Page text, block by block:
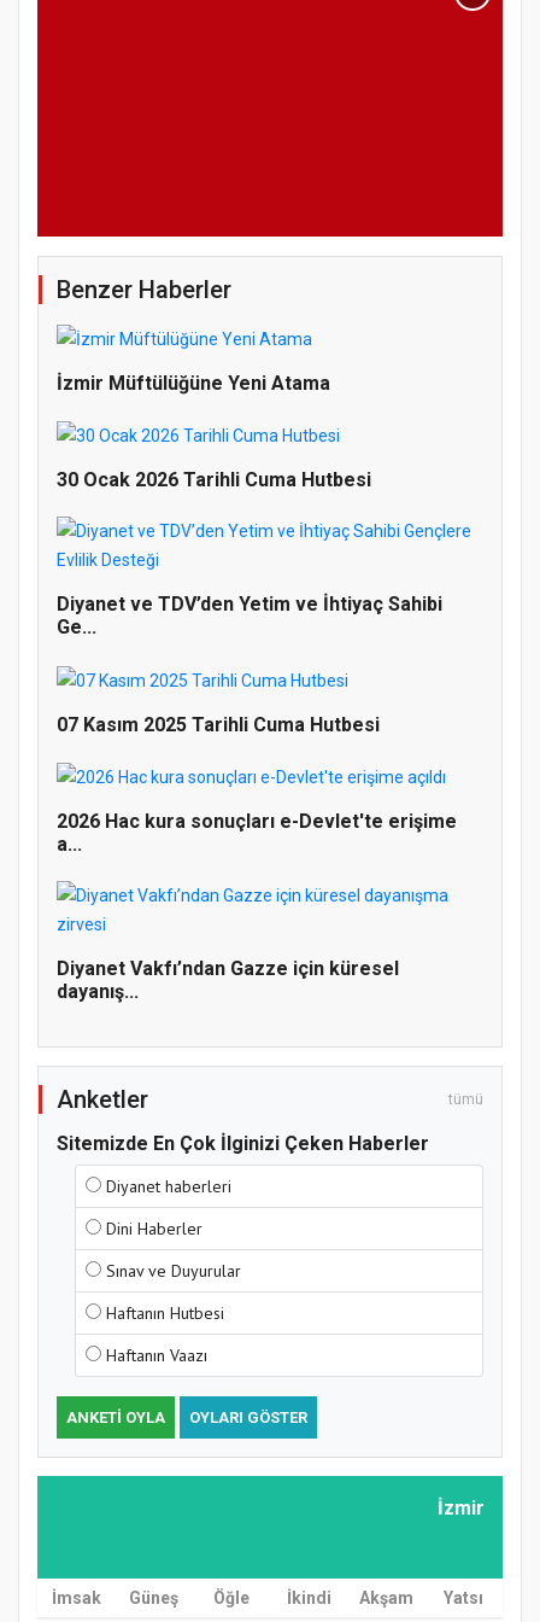
Doğanyol'da Temel Dini Bilgiler Sınavı
Gerçekleştirildi
Benzer Haberler
İzmir Müftülüğüne Yeni Atama
30 Ocak 2026 Tarihli Cuma Hutbesi
Diyanet ve TDV’den Yetim ve İhtiyaç Sahibi
Ge...
07 Kasım 2025 Tarihli Cuma Hutbesi
2026 Hac kura sonuçları e-Devlet'te erişime
a...
Diyanet Vakfı’ndan Gazze için küresel
dayanış...
Anketler tümü
Sitemizde En Çok İlginizi Çeken Haberler
Diyanet haberleri
Dini Haberler
Sınav ve Duyurular
Haftanın Hutbesi
Haftanın Vaazı
ANKETI OYLA OYLARI GÖSTER
İzmir
İmsak Güneş Öğle İkindi Akşam Yatsı